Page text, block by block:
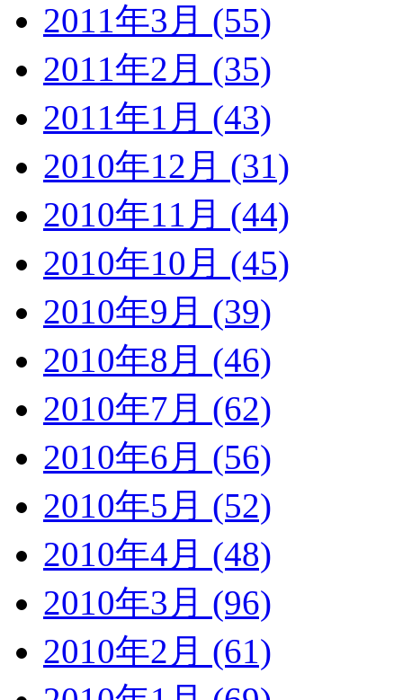
2011年3月 (55)
2011年2月 (35)
2011年1月 (43)
2010年12月 (31)
2010年11月 (44)
2010年10月 (45)
2010年9月 (39)
2010年8月 (46)
2010年7月 (62)
2010年6月 (56)
2010年5月 (52)
2010年4月 (48)
2010年3月 (96)
2010年2月 (61)